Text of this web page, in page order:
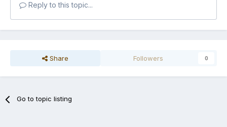
Reply to this topic...
Share Followers 0
Go to topic listing